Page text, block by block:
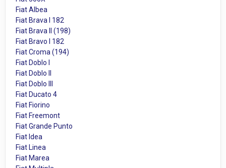
Fiat Albea
Fiat Brava I 182
Fiat Brava II (198)
Fiat Bravo I 182
Fiat Croma (194)
Fiat Doblo I
Fiat Doblo II
Fiat Doblo III
Fiat Ducato 4
Fiat Fiorino
Fiat Freemont
Fiat Grande Punto
Fiat Idea
Fiat Linea
Fiat Marea